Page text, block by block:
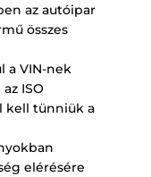
az autóipar
összes
a VIN-nek
ISO
kell tünniük a
elérésére